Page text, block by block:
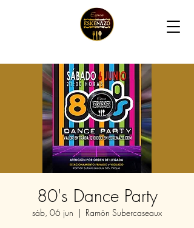
80's Dance Party
sáb, 06 jun
  |
Ramón Subercaseaux